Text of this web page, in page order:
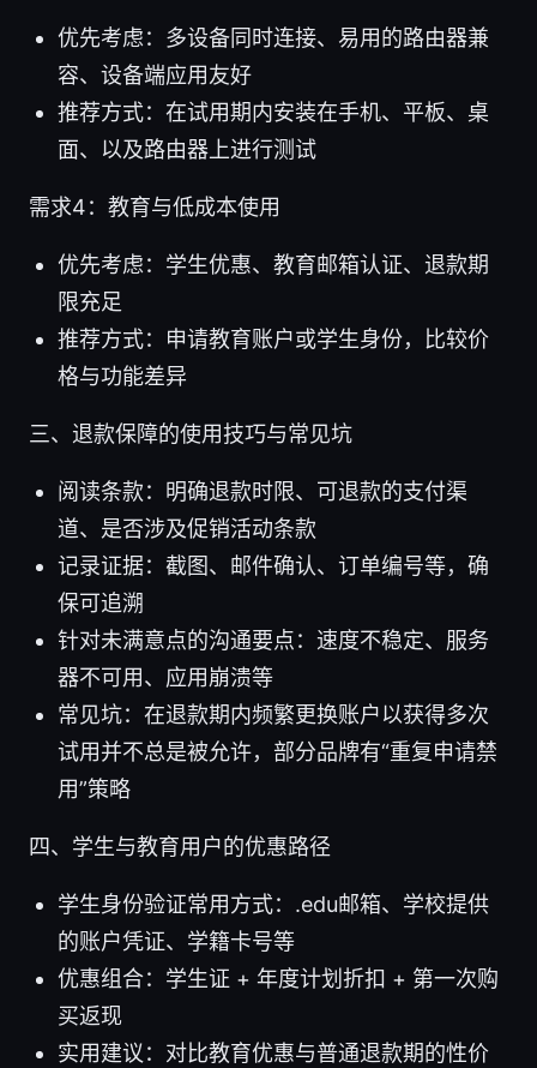
优先考虑：多设备同时连接、易用的路由器兼
容、设备端应用友好
推荐方式：在试用期内安装在手机、平板、桌
面、以及路由器上进行测试
需求4：教育与低成本使用
优先考虑：学生优惠、教育邮箱认证、退款期
限充足
推荐方式：申请教育账户或学生身份，比较价
格与功能差异
三、退款保障的使用技巧与常见坑
阅读条款：明确退款时限、可退款的支付渠
道、是否涉及促销活动条款
记录证据：截图、邮件确认、订单编号等，确
保可追溯
针对未满意点的沟通要点：速度不稳定、服务
器不可用、应用崩溃等
常见坑：在退款期内频繁更换账户以获得多次
试用并不总是被允许，部分品牌有“重复申请禁
用”策略
四、学生与教育用户的优惠路径
学生身份验证常用方式：.edu邮箱、学校提供
的账户凭证、学籍卡号等
优惠组合：学生证 + 年度计划折扣 + 第一次购
买返现
实用建议：对比教育优惠与普通退款期的性价